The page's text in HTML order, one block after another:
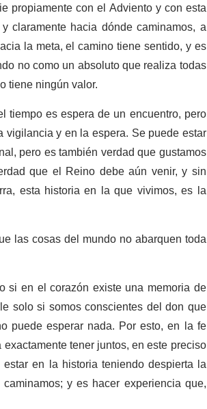
propiamente con el Adviento y con esta
claramente hacia dónde caminamos, a
la meta, el camino tiene sentido, y es
no como un absoluto que realiza todas
tiene ningún valor.
es espera de un encuentro, pero
y en la espera. Se puede estar
pero es también verdad que gustamos
que el Reino debe aún venir, y sin
esta historia en la que vivimos, es la
las cosas del mundo no abarquen toda
en el corazón existe una memoria de
solo si somos conscientes del don que
puede esperar nada. Por esto, en la fe
tener juntos, en este preciso
en la historia teniendo despierta la
y es hacer experiencia que,